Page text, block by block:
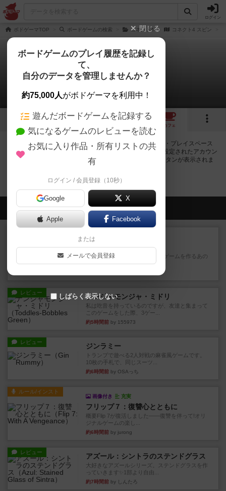
ログイン
ボドゲーマTOP ボードゲームの検索 コネクト4 コネクト4 スピン
コネクト4 スピン
0店のカフェ/スペースが提供中
1
カフェ
コネクト4 スピンで遊ぶことができるボードゲームカフェ・プレイスペース
が0店登録されています。公開プロフィールの都道府県が設定されたアカウン
トでログインすると、同じ都道府県内の店舗に絞り込むボタンが表示されま
会員の新しい投稿
充実
フィッシェン
デジタルソロプレイ。毒のあるゲームを作るあの
人がデザイン。箱絵からもう...
レビュー ナンジャモンジャ・ミドリ
私は吃音を持っているのですが、友達と集まって
このゲームをした際、3ゲー...
約5時間前 by 155973
レビュー ジンラミー
トランプで遊べる2人対戦の麻雀風ゲームです。
10枚の手札で、同じスーツ...
約6時間前 by OSAっち
ルール/インスト
画像付き 充実
フリップ７：復讐心とともに
概要Flip 7が復活しました――復讐を伴って!オリ
ジナルゲームの楽し...
約6時間前 by jurong
レビュー アズール：シントラのステンドグラス
大好きなアズールシリーズ。ステンドグラスを作
っていきます✨1部より自由...
約7時間前 by しんたろ
閉じる
ボードゲームのプレイ履歴を記録し
て、
自分のデータを管理しませんか？
約75,000人がボドゲーマを利用中！
遊んだボードゲームを記録する
気になるゲームのレビューを読む
お気に入り作品・所有リストの共
有
ログイン / 会員登録（10秒）
Google X
Apple Facebook
または
メールで会員登録
しばらく表示しない